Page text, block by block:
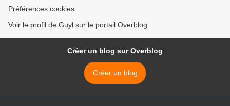
Préférences cookies
Voir le profil de Guyl sur le portail Overblog
Créer un blog sur Overblog
Créer un blog